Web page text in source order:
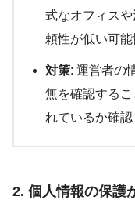
式なオフィス
頼性が低い可能
対策: 運営者の
無を確認する
れているか確認
2. 個人情報の保護